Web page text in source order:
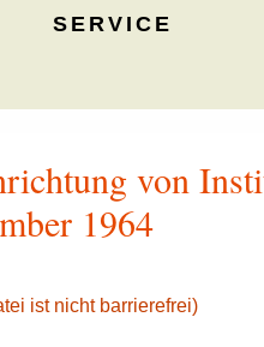
SERVICE
von
1964
ist nicht barrierefrei)